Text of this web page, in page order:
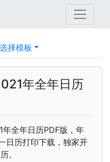
选择模板
年全年日历
全年日历PDF版，年
日历打印下载，独家开
。